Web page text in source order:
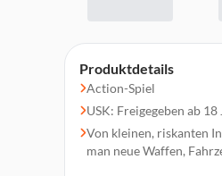
Produktdetails
Action-Spiel
USK: Freigegeben ab 18
Von kleinen, riskanten
man neue Waffen,